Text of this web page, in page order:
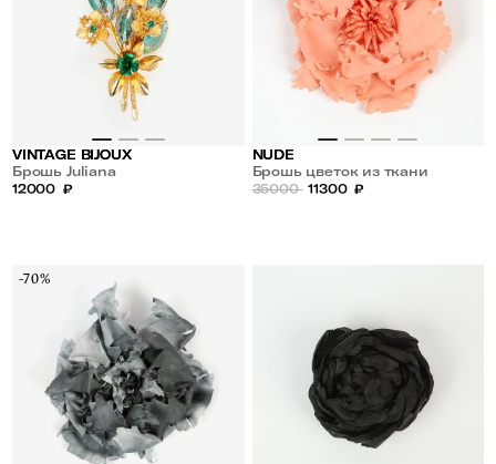
VINTAGE BIJOUX
Брошь Juliana
12000 ₽
NUDE
Брошь цветок из ткани
35000 11300 ₽
-70%